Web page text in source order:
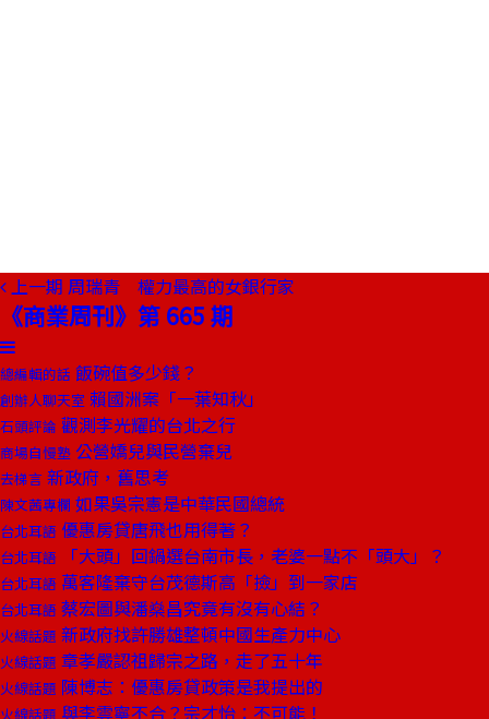
上一期 周瑞青 權力最高的女銀行家
《商業周刊》第 665 期
總編輯的話 飯碗值多少錢？
創辦人聊天室 賴國洲案「一葉知秋」
石頭評論 觀測李光耀的台北之行
商場自慢塾 公營嬌兒與民營棄兒
去梯言 新政府，舊思考
陳文茜專欄 如果吳宗憲是中華民國總統
台北耳語 優惠房貸唐飛也用得著？
台北耳語 「大頭」回鍋選台南市長，老婆一點不「頭大」？
台北耳語 萬客隆棄守台茂德斯高「撿」到一家店
台北耳語 蔡宏圖與潘燊昌究竟有沒有心結？
火線話題 新政府找許勝雄整頓中國生產力中心
火線話題 章孝嚴認祖歸宗之路，走了五十年
火線話題 陳博志：優惠房貸政策是我提出的
火線話題 與李雲寧不合？宗才怡：不可能！